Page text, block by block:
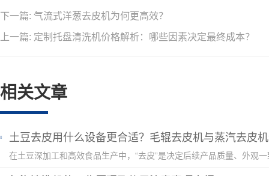
下一篇: 气流式洋葱去皮机为何更高效？
上一篇: 定制托盘清洗机价格解析：哪些因素决定最终成本？
相关文章
土豆去皮用什么设备更合适？毛辊去皮机与蒸汽去皮